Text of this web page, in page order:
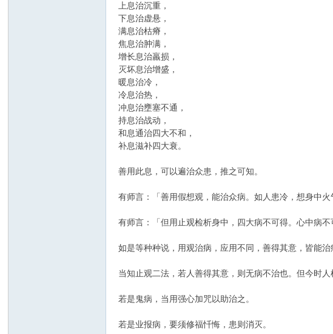
上息治沉重，
下息治虚悬，
满息治枯瘠，
焦息治肿满，
增长息治羸损，
灭坏息治增盛，
暖息治冷，
冷息治热，
冲息治壅塞不通，
持息治战动，
和息通治四大不和，
补息滋补四大衰。
善用此息，可以遍治众患，推之可知。
有师言：「善用假想观，能治众病。如人患冷，想身中
有师言：「但用止观检析身中，四大病不可得。心中病
如是等种种说，用观治病，应用不同，善得其意，皆能治
当知止观二法，若人善得其意，则无病不治也。但今时
若是鬼病，当用强心加咒以助治之。
若是业报病，要须修福忏悔，患则消灭。